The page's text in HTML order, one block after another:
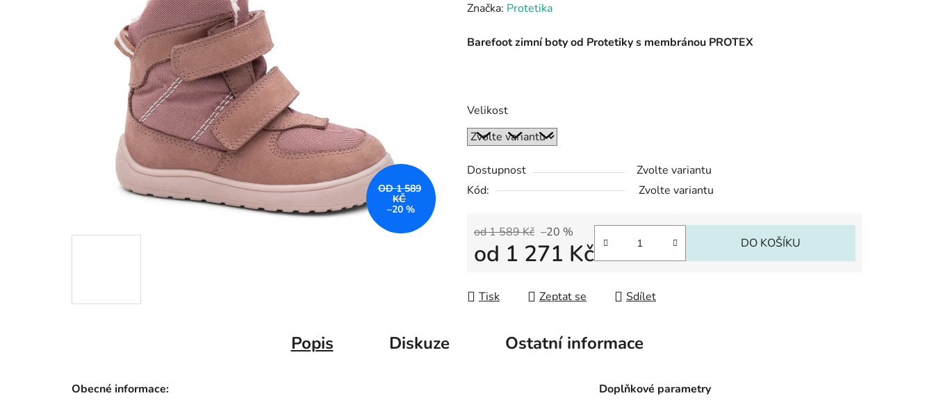
Značka: Protetika
Barefoot zimní boty od Protetiky s membránou PROTEX
Velikost
Dostupnost
Zvolte variantu
Kód:
Zvolte variantu
od 1 589 Kč –20 %
od 1 271 Kč DO KOŠÍKU
Tisk Zeptat se Sdílet
OD 1 589
KČ
–20 %
Popis Diskuze Ostatní informace
Obecné informace: Doplňkové parametry